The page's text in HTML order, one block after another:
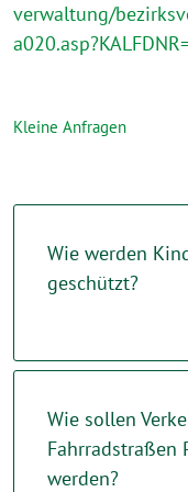
verwaltung/
Kleine Anfragen
Wie werden
geschützt?
Wie sollen
Fahrradstraßen
werden?